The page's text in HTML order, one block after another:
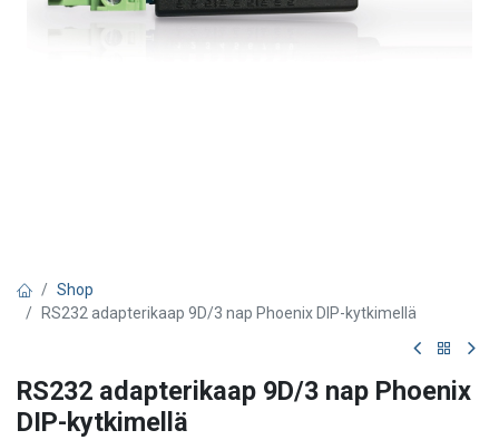
Shop
RS232 adapterikaap 9D/3 nap Phoenix DIP-kytkimellä
RS232 adapterikaap 9D/3 nap Phoenix
DIP-kytkimellä